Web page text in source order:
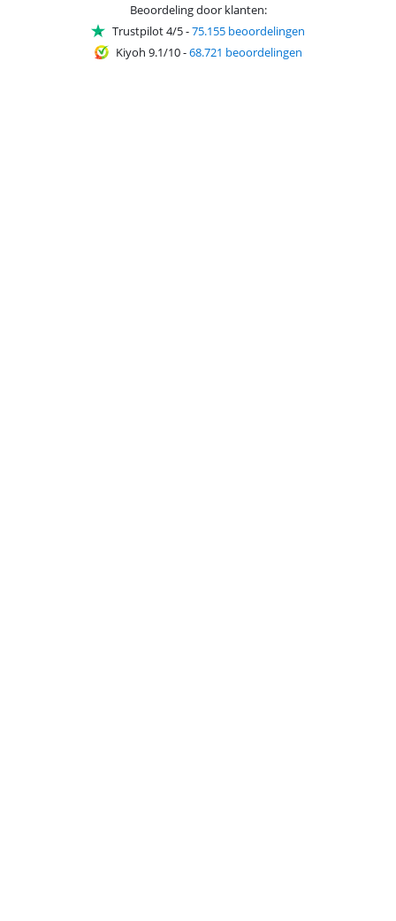
Beoordeling door klanten:
Trustpilot 4/5-75.155 beoordelingen
Kiyoh 9.1/10-68.721 beoordelingen